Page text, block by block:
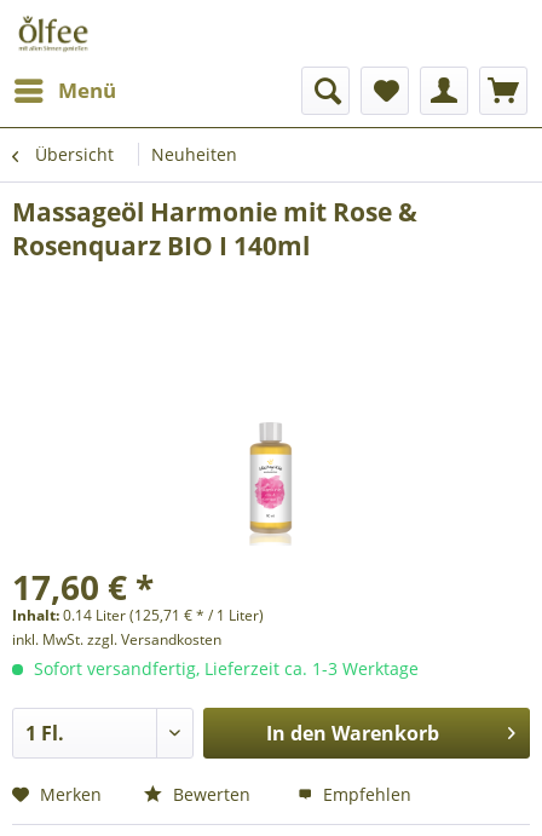
Menü
Übersicht Neuheiten
Massageöl Harmonie mit Rose &
Rosenquarz BIO I 140ml
17,60 € *
Inhalt:0.14 Liter (125,71 € * / 1 Liter)
inkl. MwSt.zzgl. Versandkosten
Sofort versandfertig, Lieferzeit ca. 1-3 Werktage
In den Warenkorb
Merken Bewerten Empfehlen